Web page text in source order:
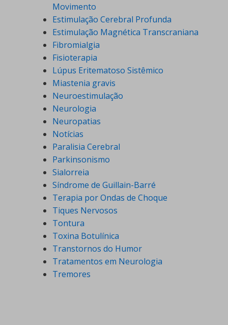
Movimento
Estimulação Cerebral Profunda
Estimulação Magnética Transcraniana
Fibromialgia
Fisioterapia
Lúpus Eritematoso Sistêmico
Miastenia gravis
Neuroestimulação
Neurologia
Neuropatias
Notícias
Paralisia Cerebral
Parkinsonismo
Sialorreia
Síndrome de Guillain-Barré
Terapia por Ondas de Choque
Tiques Nervosos
Tontura
Toxina Botulínica
Transtornos do Humor
Tratamentos em Neurologia
Tremores